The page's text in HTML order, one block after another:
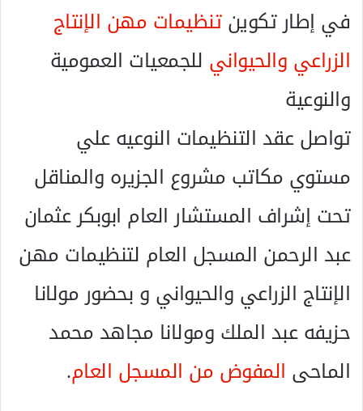
ل
ك
ت
ر
ا
في إطار تكوينتنظيمات مهن الإنتاج
الزراعي والحيواني للجمعيات العمومية
والنوعية
تواصل عقد التنظيمات النوعيه علي
مستوي مكاتب مشروع الجزيره والمناقل
تحت إشراف المستشار العام ابوبكر عثمان
عبد الرحمن المسجل العام لتنظيمات مهن
الإنتاج الزراعي والحيواني و بحضور مولانا
حزيفه عبد الملك ومولانا مجاهد محمد
الماحى المفوض من المسجل العام.